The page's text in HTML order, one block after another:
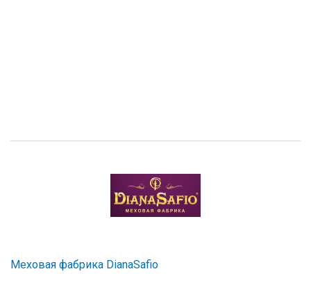
Меховая фабрика DianaSafio